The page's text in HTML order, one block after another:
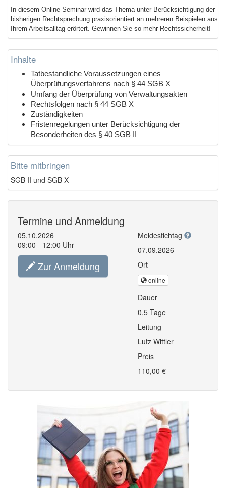
In diesem Online-Seminar wird das Thema unter Berücksichtigung der
bisherigen Rechtsprechung praxisorientiert an mehreren Beispielen aus
Ihrem Arbeitsalltag erörtert. Gewinnen Sie so mehr Rechtssicherheit!
Inhalte
Tatbestandliche Voraussetzungen eines
Überprüfungsverfahrens nach § 44 SGB X
Umfang der Überprüfung von Verwaltungsakten
Rechtsfolgen nach § 44 SGB X
Zuständigkeiten
Fristenregelungen unter Berücksichtigung der
Besonderheiten des § 40 SGB II
Bitte mitbringen
SGB II und SGB X
Termine und Anmeldung
05.10.2026
09:00 - 12:00 Uhr
Zur Anmeldung
Meldestichtag
07.09.2026
Ort
online
Dauer
0,5 Tage
Leitung
Lutz Wittler
Preis
110,00 €